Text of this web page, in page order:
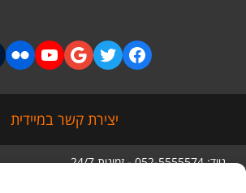
יצירת קשר במיידית
נייד: 052-5555574 - זמינות 24/7